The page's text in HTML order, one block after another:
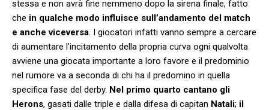
stessa e non avrà fine nemmeno dopo la sirena finale, fatto
che in qualche modo influisce sull’andamento del match
e anche viceversa. I giocatori infatti vanno sempre a cercare
di aumentare l’incitamento della propria curva ogni qualvolta
avviene una giocata importante a loro favore e il predominio
nel rumore va a seconda di chi ha il predomino in quella
specifica fase del derby. Nel primo quarto cantano gli
Herons, gasati dalle triple e dalla difesa di capitan Natali; il